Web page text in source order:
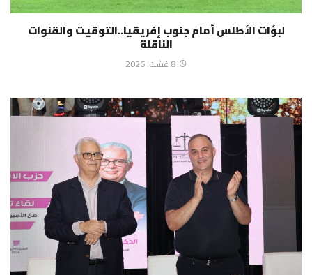
لبؤات الأطلس أمام جنوب إفريقيا..التوقيت والقنوات
الناقلة
8 غشت، 2026